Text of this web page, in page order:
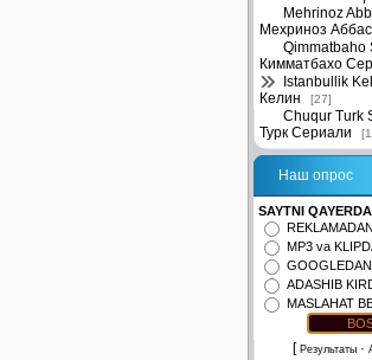
Mehrinoz
Мехриноз
Qimmatbaho
Кимматбахо
Istanbullik
Келин
[27]
Chuqur Turk
Турк Сериали
Наш опрос
SAYTNI
REKLAMADAN
MP3 va
GOOGLEDAN
ADASHIB
MASLAHAT
[ Результаты ·